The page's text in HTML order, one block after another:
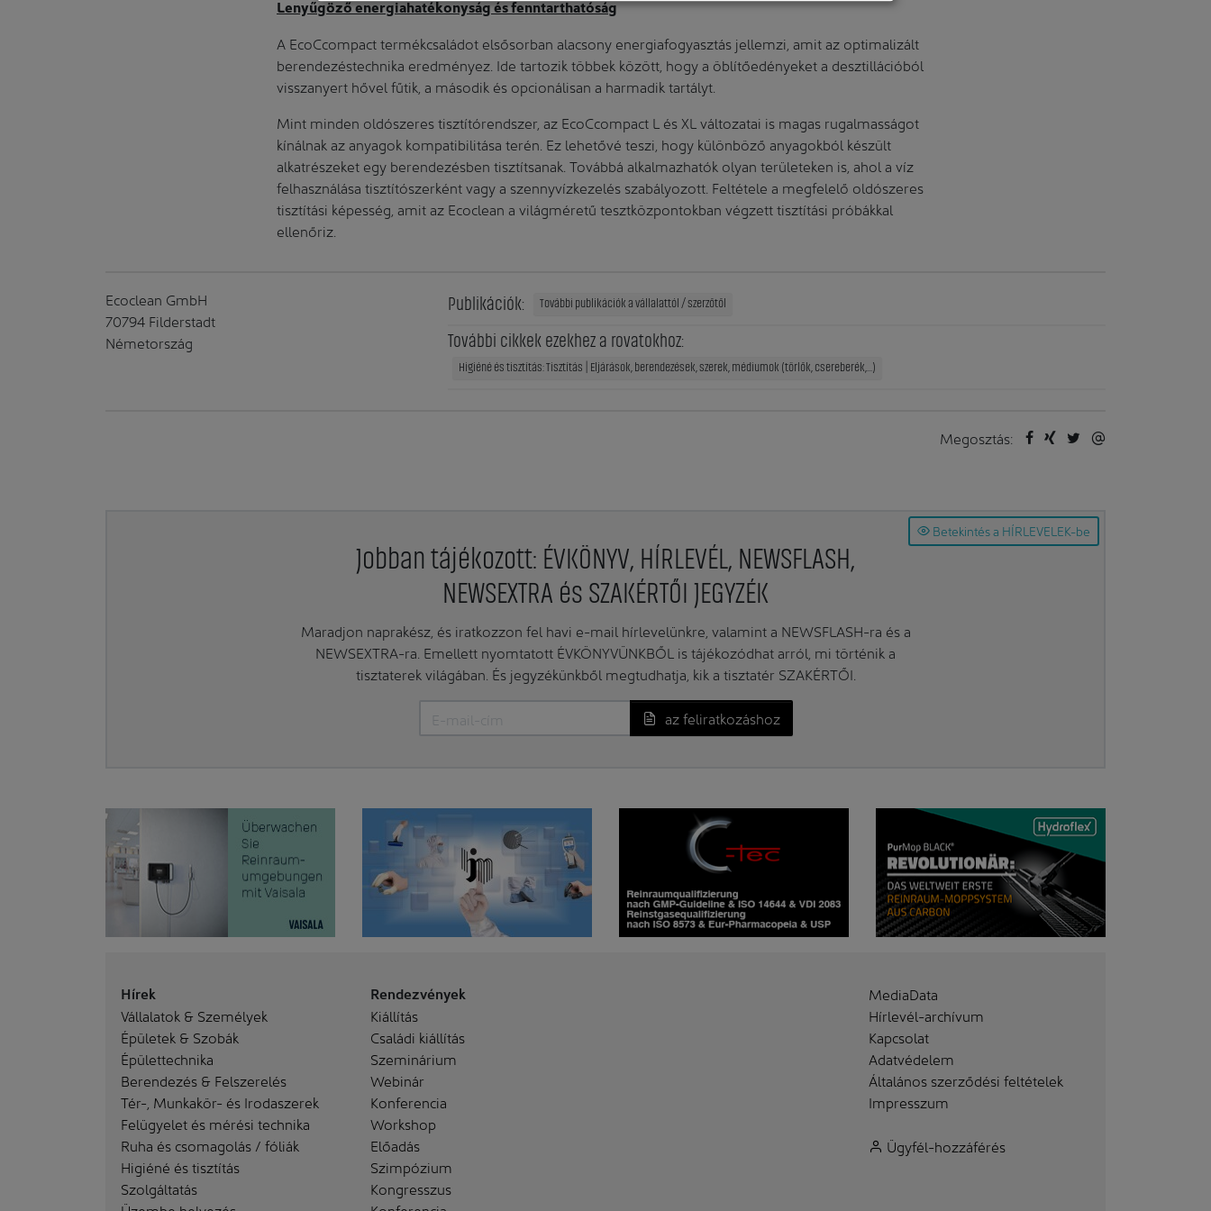
Lenyűgöző energiahatékonyság és fenntarthatóság
A EcoCcompact termékcsaládot elsősorban alacsony energiafogyasztás jellemzi, amit az optimalizált
berendezéstechnika eredményez. Ide tartozik többek között, hogy a öblítőedényeket a desztillációból
visszanyert hővel fűtik, a második és opcionálisan a harmadik tartályt.
Mint minden oldószeres tisztítórendszer, az EcoCcompact L és XL változatai is magas rugalmasságot
kínálnak az anyagok kompatibilitása terén. Ez lehetővé teszi, hogy különböző anyagokból készült
alkatrészeket egy berendezésben tisztítsanak. Továbbá alkalmazhatók olyan területeken is, ahol a víz
felhasználása tisztítószerként vagy a szennyvízkezelés szabályozott. Feltétele a megfelelő oldószeres
tisztítási képesség, amit az Ecoclean a világméretű tesztközpontokban végzett tisztítási próbákkal
ellenőriz.
Ecoclean GmbH
70794 Filderstadt
Németország
Publikációk: További publikációk a vállalattól / szerzőtől
További cikkek ezekhez a rovatokhoz:
Higiéné és tisztítás: Tisztítás | Eljárások, berendezések, szerek, médiumok (törlők, csereberék,...)
Megosztás:
Betekintés a HÍRLEVELEK-be
Jobban tájékozott: ÉVKÖNYV, HÍRLEVÉL, NEWSFLASH,
NEWSEXTRA és SZAKÉRTŐI JEGYZÉK
Maradjon naprakész, és iratkozzon fel havi e-mail hírlevelünkre, valamint a NEWSFLASH-ra és a
NEWSEXTRA-ra. Emellett nyomtatott ÉVKÖNYVÜNKBŐL is tájékozódhat arról, mi történik a
tisztaterek világában. És jegyzékünkből megtudhatja, kik a tisztatér SZAKÉRTŐI.
az feliratkozáshoz
Hírek
Vállalatok & Személyek
Épületek & Szobák
Épülettechnika
Berendezés & Felszerelés
Tér-, Munkakör- és Irodaszerek
Felügyelet és mérési technika
Ruha és csomagolás / fóliák
Higiéné és tisztítás
Szolgáltatás
Rendezvények
Kiállítás
Családi kiállítás
Szeminárium
Webinár
Konferencia
Workshop
Előadás
Szimpózium
Kongresszus
MediaData
Hírlevél-archívum
Kapcsolat
Adatvédelem
Általános szerződési feltételek
Impresszum
Ügyfél-hozzáférés